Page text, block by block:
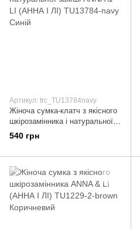
Артикул: trc_TU13784navy
Жіноча сумка-клатч з якісного
шкірозамінника і натуральної
замші ANNA & LI (АННА І ЛІ)
TU13784-navy Синій
540 грн